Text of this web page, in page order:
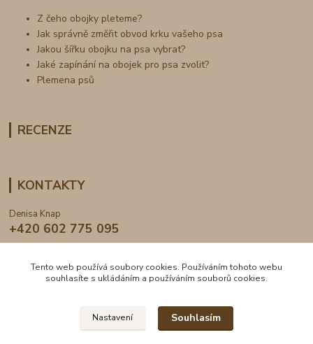
Z čeho obojky pleteme?
Jak správně změřit obvod krku vašeho psa
Jakou šířku obojku na psa vybrat?
Jaké zapínání na obojek pro psa zvolit?
Plemena psů
RECENZE
KONTAKTY
Denisa Knap
+420 602 775 095
Tento web používá soubory cookies. Používáním tohoto webu
souhlasíte s ukládáním a používáním souborů cookies.
Nastavení Souhlasím